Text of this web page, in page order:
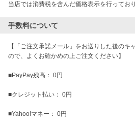
当店では消費税を含んだ価格表示を行っており
手数料について
【「ご注文承諾メール」をお送りした後のキ
ので、よくお確かめの上ご注文ください】
■PayPay残高： 0円
■クレジット払い： 0円
■Yahoo!マネー： 0円